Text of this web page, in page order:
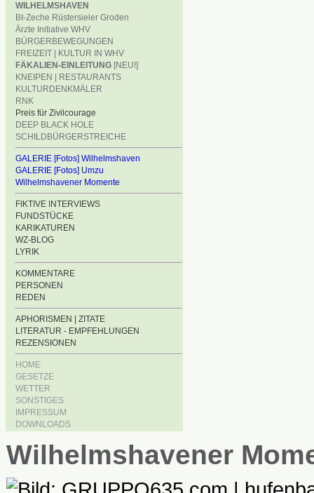
WILHELMSHAVEN
BI-Zeche Rüstersieler Groden
Ärzte Initiative WHV
BÜRGERBEWEGUNGEN
FREIZEIT | KULTUR IN WHV
FÄKALIEN-EINLEITUNG [NEU!]
KNEIPEN | RESTAURANTS
KULTURDENKMÄLER
RNK
Preis für Zivilcourage
DEEP BLACK HOLE
SCHILDBÜRGERSTREICHE
GALERIE [Fotos] Wilhelmshaven
GALERIE [Fotos] Umzu
Wilhelmshavener Momente
FIKTIVE INTERVIEWS
FUNDSTÜCKE
KARIKATUREN
WZ-BLOG
LYRIK
KOMMENTARE
PERSONEN
REDEN
APHORISMEN | ZITATE
LITERATUR - EMPFEHLUNGEN
REZENSIONEN
HOME
GESETZE
WETTER
SONSTIGES
IMPRESSUM
DOWNLOADS
Wilhelmshavener